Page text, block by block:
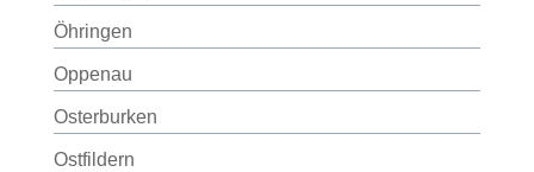
Öhringen
Oppenau
Osterburken
Ostfildern